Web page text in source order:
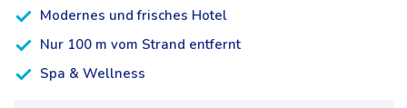
Modernes und frisches Hotel
Nur 100 m vom Strand entfernt
Spa & Wellness